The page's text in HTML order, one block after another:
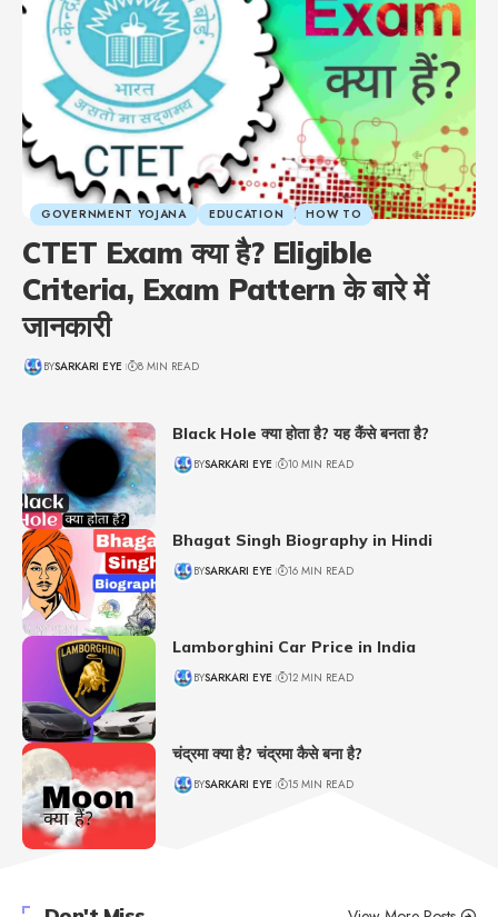
GOVERNMENT YOJANA EDUCATION HOW TO
CTET Exam क्या है? Eligible
Criteria, Exam Pattern के बारे में
जानकारी
BYSARKARI EYE 8 MIN READ
Black Hole क्या होता है? यह कैंसे बनता है?
BYSARKARI EYE 10 MIN READ
Bhagat Singh Biography in Hindi
BYSARKARI EYE 16 MIN READ
Lamborghini Car Price in India
BYSARKARI EYE 12 MIN READ
चंद्रमा क्या है? चंद्रमा कैसे बना है?
BYSARKARI EYE 15 MIN READ